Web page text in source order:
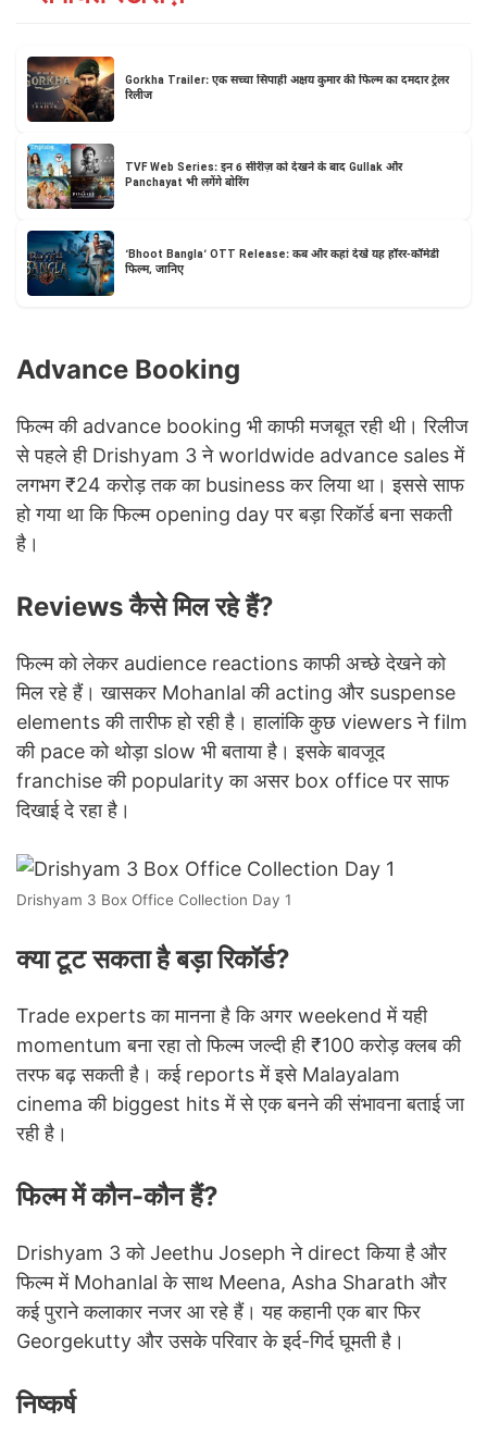
Gorkha Trailer: एक सच्चा सिपाही अक्षय कुमार की फिल्म का दमदार ट्रेलर
रिलीज
TVF Web Series: इन 6 सीरीज़ को देखने के बाद Gullak और
Panchayat भी लगेंगे बोरिंग
‘Bhoot Bangla’ OTT Release: कब और कहां देखें यह हॉरर-कॉमेडी
फिल्म, जानिए
Advance Booking
फिल्म की advance booking भी काफी मजबूत रही थी। रिलीज
से पहले ही Drishyam 3 ने worldwide advance sales में
लगभग ₹24 करोड़ तक का business कर लिया था। इससे साफ
हो गया था कि फिल्म opening day पर बड़ा रिकॉर्ड बना सकती
है।
Reviews कैसे मिल रहे हैं?
फिल्म को लेकर audience reactions काफी अच्छे देखने को
मिल रहे हैं। खासकर Mohanlal की acting और suspense
elements की तारीफ हो रही है। हालांकि कुछ viewers ने film
की pace को थोड़ा slow भी बताया है। इसके बावजूद
franchise की popularity का असर box office पर साफ
दिखाई दे रहा है।
Drishyam 3 Box Office Collection Day 1
क्या टूट सकता है बड़ा रिकॉर्ड?
Trade experts का मानना है कि अगर weekend में यही
momentum बना रहा तो फिल्म जल्दी ही ₹100 करोड़ क्लब की
तरफ बढ़ सकती है। कई reports में इसे Malayalam
cinema की biggest hits में से एक बनने की संभावना बताई जा
रही है।
फिल्म में कौन-कौन हैं?
Drishyam 3 को Jeethu Joseph ने direct किया है और
फिल्म में Mohanlal के साथ Meena, Asha Sharath और
कई पुराने कलाकार नजर आ रहे हैं। यह कहानी एक बार फिर
Georgekutty और उसके परिवार के इर्द-गिर्द घूमती है।
निष्कर्ष